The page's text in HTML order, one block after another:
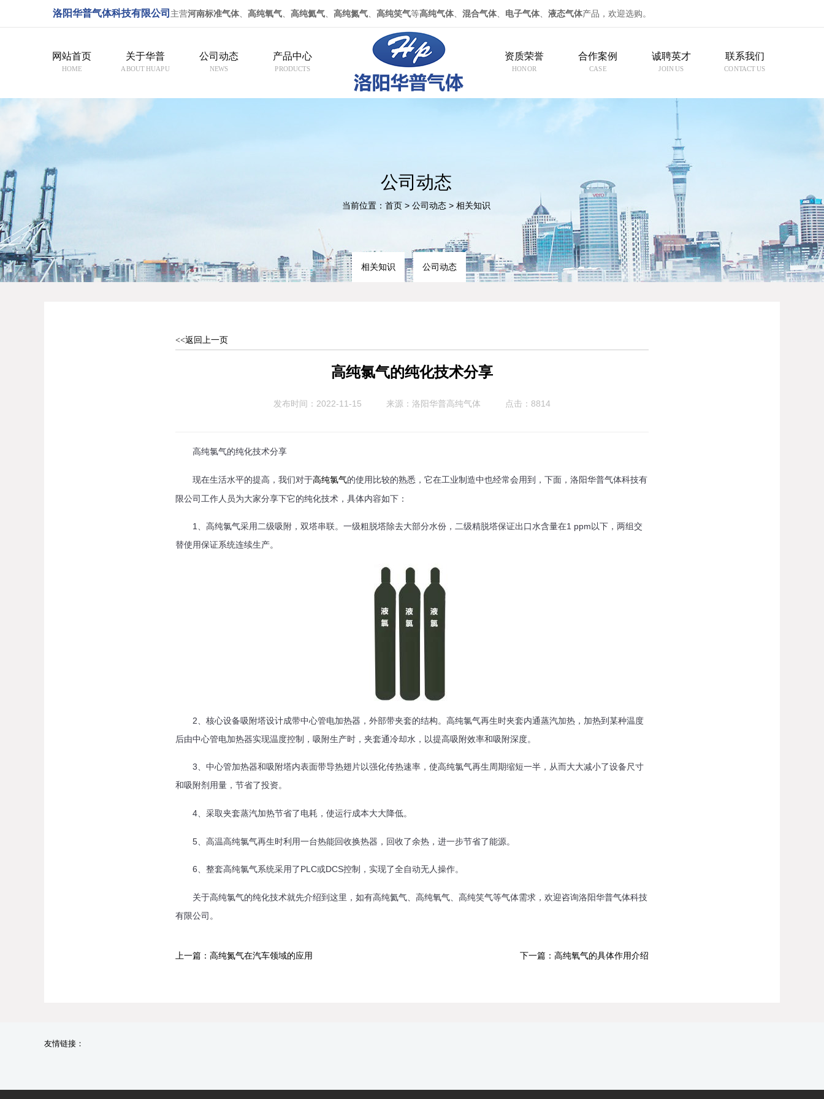
洛阳华普气体科技有限公司 主营河南标准气体、 高纯氧气 高纯氦气 高纯氮气 高纯笑气等高纯气体、 混合气体、 电子气体、 液态气体产品，欢迎选购。
网站首页
HOME
关于华普
ABOUT HUAPU
公司动态
NEWS
产品中心
PRODUCTS
资质荣誉
HONOR
合作案例
CASE
诚聘英才
JOIN US
联系我们
CONTACT US
公司动态
当前位置： 首页> 公司动态> 相关知识
相关知识 公司动态
<<返回上一页
高纯氯气的纯化技术分享
发布时间：2022-11-15 来源： 洛阳华普高纯气体 点击：8814
高纯氯气的纯化技术分享
现在生活水平的提高，我们对于高纯氯气的使用比较的熟悉，它在工业制造中也经常会用到，下面，洛阳华普气体科技有
限公司工作人员为大家分享下它的纯化技术，具体内容如下：
1、高纯氯气采用二级吸附，双塔串联。一级粗脱塔除去大部分水份，二级精脱塔保证出口水含量在1 ppm以下，两组交
替使用保证系统连续生产。
2、核心设备吸附塔设计成带中心管电加热器，外部带夹套的结构。高纯氯气再生时夹套内通蒸汽加热，加热到某种温度
后由中心管电加热器实现温度控制，吸附生产时，夹套通冷却水，以提高吸附效率和吸附深度。
3、中心管加热器和吸附塔内表面带导热翅片以强化传热速率，使高纯氯气再生周期缩短一半，从而大大减小了设备尺寸
和吸附剂用量，节省了投资。
4、采取夹套蒸汽加热节省了电耗，使运行成本大大降低。
5、高温高纯氯气再生时利用一台热能回收换热器，回收了余热，进一步节省了能源。
6、整套高纯氯气系统采用了PLC或DCS控制，实现了全自动无人操作。
关于高纯氯气的纯化技术就先介绍到这里，如有高纯氦气、高纯氧气、高纯笑气等气体需求，欢迎咨询洛阳华普气体科技
有限公司。
上一篇：高纯氮气在汽车领域的应用 下一篇：高纯氧气的具体作用介绍
友情链接：